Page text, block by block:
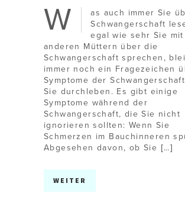
W
as auch immer Sie
Schwangerschaft
egal wie sehr Sie mit
anderen Müttern über die
Schwangerschaft sprechen,
immer noch ein Fragezeichen
Symptome der
Sie durchleben. Es gibt einige
Symptome während der
Schwangerschaft, die Sie nicht
ignorieren sollten: Wenn Sie
Schmerzen im Bauchinneren
Abgesehen davon, ob Sie […]
WEITER